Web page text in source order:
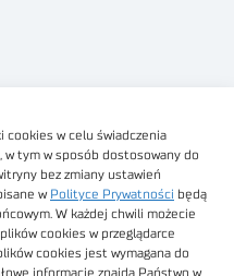
cookies w celu świadczenia
w tym w sposób dostosowany do
bez zmiany ustawień
w Polityce Prywatności będą
W każdej chwili możecie
cookies w przeglądarce
cookies jest wymagana do
informacje znajdą Państwo w